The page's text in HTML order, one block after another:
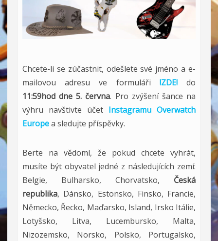
Chcete-li se zúčastnit, odešlete své jméno a e-
mailovou adresu ve formuláři !ZDE!do
11:59hod dne 5. června. Pro zvýšení šance na
výhru navštivte účet Instagramu Overwatch
Europea sledujte příspěvky.
Berte na vědomí, že pokud chcete vyhrát,
musíte být obyvatel jedné z následujících zemí:
Belgie, Bulharsko, Chorvatsko, Česká
republika, Dánsko, Estonsko, Finsko, Francie,
Německo, Řecko, Maďarsko, Island, Irsko Itálie,
Lotyšsko, Litva, Lucembursko, Malta,
Nizozemsko, Norsko, Polsko, Portugalsko,